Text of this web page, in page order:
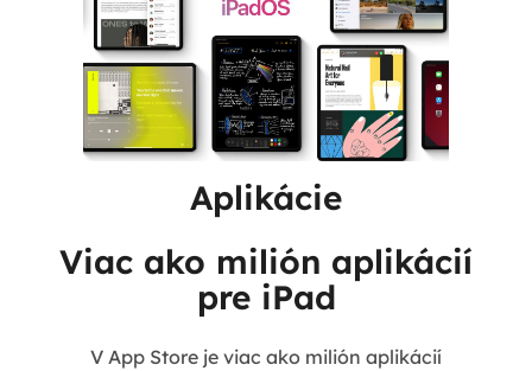
Aplikácie
Viac ako milión aplikácií
pre iPad
V App Store je viac ako milión aplikácií